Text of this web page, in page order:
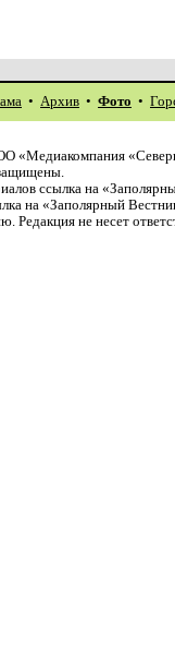
• Архив • Фото •
«Медиакомпания
ссылка на
на «Заполярный
Редакция не несет